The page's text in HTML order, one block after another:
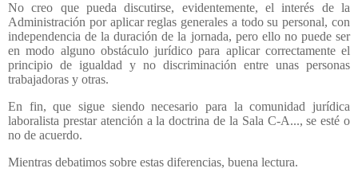
No creo que pueda discutirse, evidentemente, el interés de la
Administración por aplicar reglas generales a todo su personal, con
independencia de la duración de la jornada, pero ello no puede ser
en modo alguno obstáculo jurídico para aplicar correctamente el
principio de igualdad y no discriminación entre unas personas
trabajadoras y otras.
En fin, que sigue siendo necesario para la comunidad jurídica
laboralista prestar atención a la doctrina de la Sala C-A..., se esté o
no de acuerdo.
Mientras debatimos sobre estas diferencias, buena lectura.